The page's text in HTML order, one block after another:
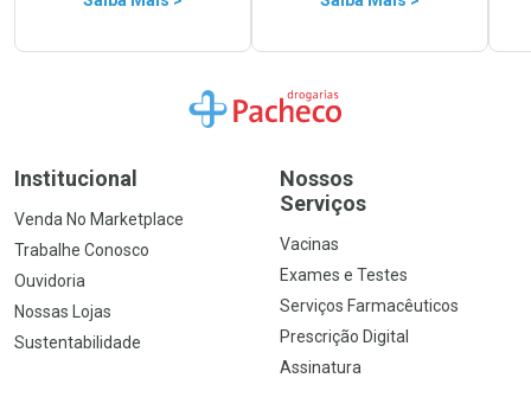
Ir para a Home
Institucional
Venda No Marketplace
Trabalhe Conosco
Ouvidoria
Nossas Lojas
Sustentabilidade
Nossos
Serviços
Vacinas
Exames e Testes
Serviços Farmacêuticos
Prescrição Digital
Assinatura